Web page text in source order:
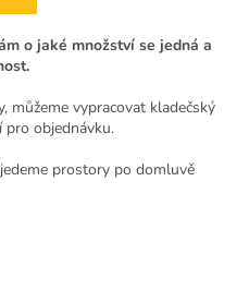
o jaké množství se jedná a
můžeme vypracovat kladečský
objednávku.
prostory po domluvě